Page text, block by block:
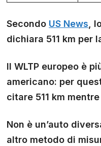
Secondo US News ,
dichiara 511 km per
Il WLTP europeo è
americano: per
citare 511 km
Non è un’auto
altro metodo di